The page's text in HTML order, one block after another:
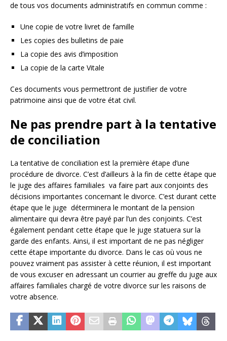
de tous vos documents administratifs en commun comme :
Une copie de votre livret de famille
Les copies des bulletins de paie
La copie des avis d’imposition
La copie de la carte Vitale
Ces documents vous permettront de justifier de votre
patrimoine ainsi que de votre état civil.
Ne pas prendre part à la tentative
de conciliation
La tentative de conciliation est la première étape d’une
procédure de divorce. C’est d’ailleurs à la fin de cette étape que
le juge des affaires familiales va faire part aux conjoints des
décisions importantes concernant le divorce. C’est durant cette
étape que le juge déterminera le montant de la pension
alimentaire qui devra être payé par l’un des conjoints. C’est
également pendant cette étape que le juge statuera sur la
garde des enfants. Ainsi, il est important de ne pas négliger
cette étape importante du divorce. Dans le cas où vous ne
pouvez vraiment pas assister à cette réunion, il est important
de vous excuser en adressant un courrier au greffe du juge aux
affaires familiales chargé de votre divorce sur les raisons de
votre absence.